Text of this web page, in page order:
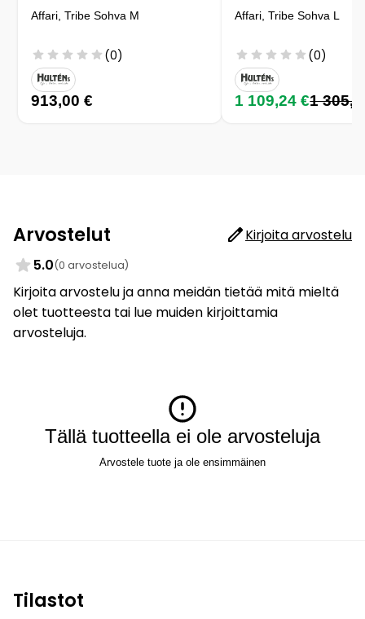
Affari, Tribe Sohva M
(0)
913,00 €
Affari, Tribe Sohva L
(0)
1 109,24 €1
Arvostelut
Kirjoita arvostelu
5.0(0 arvostelua)
Kirjoita arvostelu ja anna meidän tietää mitä mieltä
olet tuotteesta tai lue muiden kirjoittamia
arvosteluja.
Tällä tuotteella ei ole arvosteluja
Arvostele tuote ja ole ensimmäinen
Tilastot